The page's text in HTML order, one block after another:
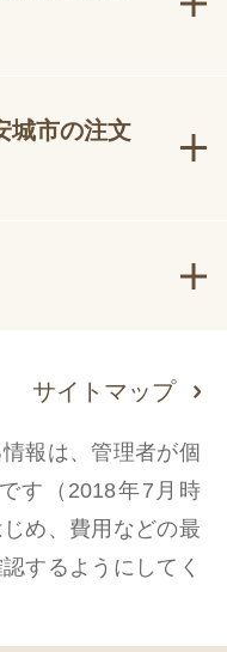
城市の注文
サイトマップ
報は、管理者が個
す（2018年7月時
め、費用などの最
するようにしてく